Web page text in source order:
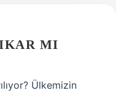
MI
Ülkemizin